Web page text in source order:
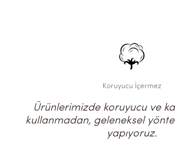
Koruyucu İçermez
Ürünlerimizde koruyucu ve
kullanmadan, geleneksel
yapıyoruz.